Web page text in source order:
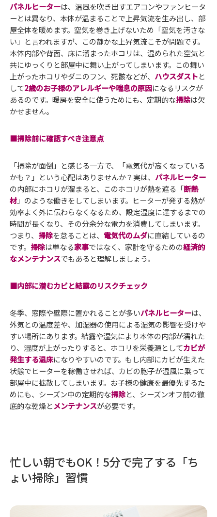
パネルヒーターは、温風を吹き出すエアコンやファンヒータ
ーとは異なり、本体が温まることで上昇気流を生み出し、部
屋全体を暖めます。空気を巻き上げないため「空気を汚さな
い」と言われますが、この静かな上昇気流こそが問題です。
本体内部や背面、床に溜まったホコリは、温められた空気と
共にゆっくりと部屋中に舞い上がってしまいます。この舞い
上がったホコリやダニのフン、死骸などが、 ハウスダストと
して2歳のお子様のアレルギーや喘息の原因になるリスクが
あるのです。暖房を安全に使うためにも、定期的な掃除は欠
かせません。
■掃除前に確認すべき注意点
「掃除が面倒」と感じる一方で、「電気代が高くなっている
かも？」という心配はありませんか？実は、 パネルヒーター
の内部にホコリが溜まると、このホコリが熱を遮る「断熱
材」のような働きをしてしまいます。ヒーターが発する熱が
効率よく外に伝わらなくなるため、設定温度に達するまでの
時間が長くなり、その分余分な電力を消費してしまいます。
つまり、 掃除を怠ることは、 電気代のムダに直結しているの
です。 掃除は単なる家事ではなく、家計を守るための経済的
なメンテナンスでもあると理解しましょう。
■内部に潜むカビと結露のリスクチェック
冬季、窓際や壁際に置かれることが多いパネルヒーターは、
外気との温度差や、加湿器の使用による湿気の影響を受けや
すい場所にあります。結露や湿気により本体の内部が濡れた
り、湿度が上がったりすると、ホコリを栄養源としてカビが
発生する温床になりやすいのです。もし内部にカビが生えた
状態でヒーターを稼働させれば、カビの胞子が温風に乗って
部屋中に拡散してしまいます。お子様の健康を最優先するた
めにも、シーズン中の定期的な掃除と、シーズンオフ前の徹
底的な乾燥とメンテナンスが必要です。
忙しい朝でもOK！5分で完了する「ち
ょい掃除」習慣